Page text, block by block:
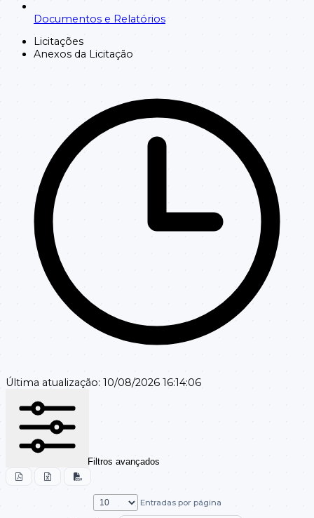
Documentos e Relatórios
Licitações
Anexos da Licitação
Última atualização: 10/08/2026 16:14:06
Filtros avançados
Entradas por página